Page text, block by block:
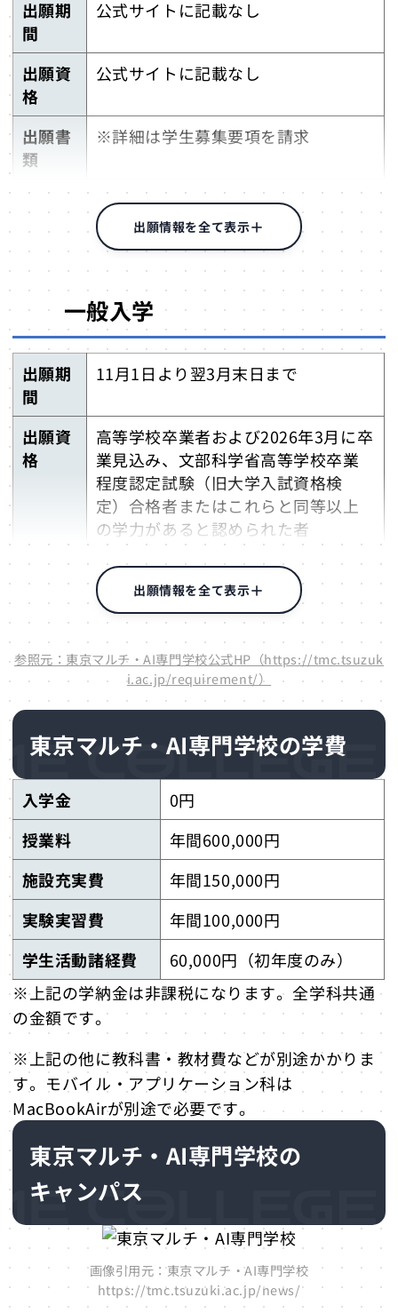
出願情報を全て表示
出願期
間
公式サイトに記載なし
出願資
格
公式サイトに記載なし
出願書
類
※詳細は学生募集要項を請求
出願方
※詳細は学生募集要項を請求
（出願
料）
一般入学
出願情報を全て表示
出願期
間
11月1日より翌3月末日まで
出願資
格
高等学校卒業者および2026年3月に卒
業見込み、文部科学省高等学校卒業
程度認定試験（旧大学入試資格検
定）合格者またはこれらと同等以上
の学力があると認められた者
出願書
類
※詳細は学生募集要項を請求
出願方
法
※詳細は学生募集要項を請求
検定料
（出願
料）
※詳細は学生募集要項を請求
参照元：東京マルチ・AI専門学校公式HP（https://tmc.tsuzuk
i.ac.jp/requirement/）
東京マルチ・AI専門学校の学費
入学金
0円
授業料
年間600,000円
施設充実費
年間150,000円
実験実習費
年間100,000円
学生活動諸経費
60,000円（初年度のみ）
※上記の学納金は非課税になります。全学科共通
の金額です。
※上記の他に教科書・教材費などが別途かかりま
す。モバイル・アプリケーション科は
MacBookAirが別途で必要です。
東京マルチ・AI専門学校の
キャンパス
画像引用元：東京マルチ・AI専門学校
https://tmc.tsuzuki.ac.jp/news/